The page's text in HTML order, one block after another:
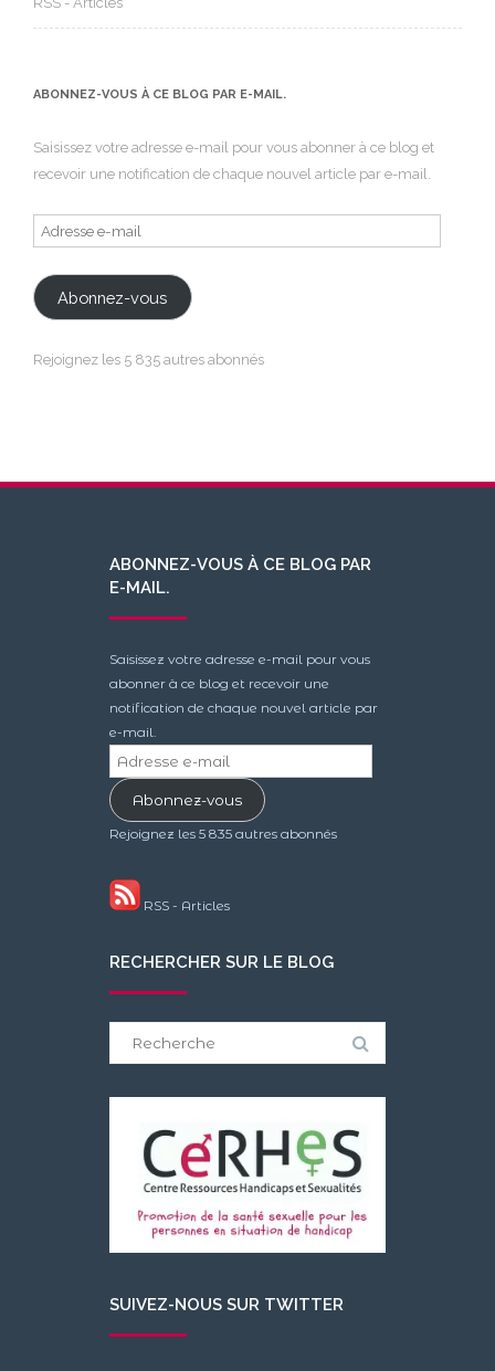
ABONNEZ-VOUS À CE BLOG PAR E-MAIL.
Saisissez votre adresse e-mail pour vous abonner à ce blog et
recevoir une notification de chaque nouvel article par e-mail.
Adresse
e-
mail
Abonnez-vous
Rejoignez les 5 835 autres abonnés
ABONNEZ-VOUS À CE BLOG PAR
E-MAIL.
Saisissez votre adresse e-mail pour vous
abonner à ce blog et recevoir une
notification de chaque nouvel article par
e-mail.
Adresse
e-
mailAbonnez-vous
Rejoignez les 5 835 autres abonnés
RSS - Articles
RECHERCHER SUR LE BLOG
SUIVEZ-NOUS SUR TWITTER